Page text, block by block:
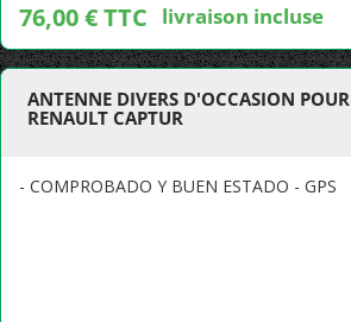
76,00 € TTC livraison incluse
ANTENNE DIVERS D'OCCASION POUR
RENAULT CAPTUR
- COMPROBADO Y BUEN ESTADO - GPS